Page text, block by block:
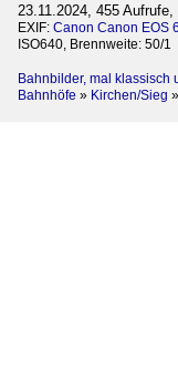
23.11.2024, 455
EXIF: Canon Canon EOS
ISO640, Brennweite: 50/1
Bahnbilder, mal klassisch
Bahnhöfe » Kirchen/Sieg »